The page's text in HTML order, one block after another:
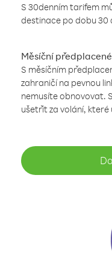
S 30denním tarifem
destinace po dobu 30
Měsíční
S měsíčním
zahraničí na pevnou
nemusíte obnovovat.
ušetřit za volání, které